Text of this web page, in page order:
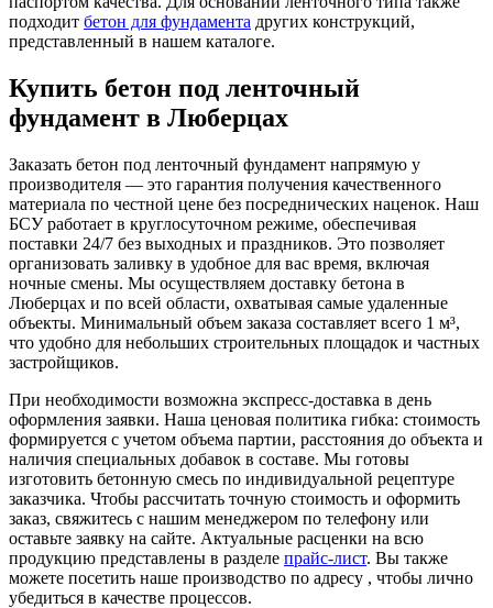
подходит бетон для фундамента других конструкций,
представленный в нашем каталоге.
Купить бетон под ленточный
фундамент в Люберцах
Заказать бетон под ленточный фундамент напрямую у
производителя — это гарантия получения качественного
материала по честной цене без посреднических наценок. Наш
БСУ работает в круглосуточном режиме, обеспечивая
поставки 24/7 без выходных и праздников. Это позволяет
организовать заливку в удобное для вас время, включая
ночные смены. Мы осуществляем доставку бетона в
Люберцах и по всей области, охватывая самые удаленные
объекты. Минимальный объем заказа составляет всего 1 м³,
что удобно для небольших строительных площадок и частных
застройщиков.
При необходимости возможна экспресс-доставка в день
оформления заявки. Наша ценовая политика гибка: стоимость
формируется с учетом объема партии, расстояния до объекта и
наличия специальных добавок в составе. Мы готовы
изготовить бетонную смесь по индивидуальной рецептуре
заказчика. Чтобы рассчитать точную стоимость и оформить
заказ, свяжитесь с нашим менеджером по телефону или
оставьте заявку на сайте. Актуальные расценки на всю
продукцию представлены в разделе прайс-лист. Вы также
можете посетить наше производство по адресу , чтобы лично
убедиться в качестве процессов.